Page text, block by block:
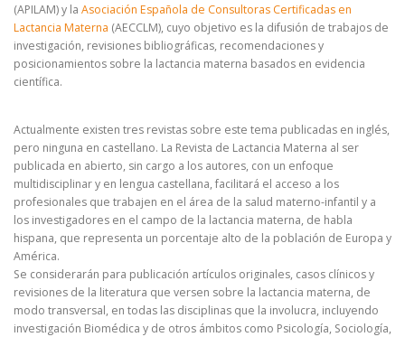
(APILAM) y la Asociación Española de Consultoras Certificadas en
Lactancia Materna (AECCLM), cuyo objetivo es la difusión de trabajos de
investigación, revisiones bibliográficas, recomendaciones y
posicionamientos sobre la lactancia materna basados en evidencia
científica.
Actualmente existen tres revistas sobre este tema publicadas en inglés,
pero ninguna en castellano. La Revista de Lactancia Materna al ser
publicada en abierto, sin cargo a los autores, con un enfoque
multidisciplinar y en lengua castellana, facilitará el acceso a los
profesionales que trabajen en el área de la salud materno-infantil y a
los investigadores en el campo de la lactancia materna, de habla
hispana, que representa un porcentaje alto de la población de Europa y
América.
Se considerarán para publicación artículos originales, casos clínicos y
revisiones de la literatura que versen sobre la lactancia materna, de
modo transversal, en todas las disciplinas que la involucra, incluyendo
investigación Biomédica y de otros ámbitos como Psicología, Sociología,